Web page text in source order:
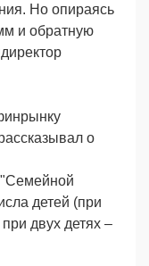
Но опираясь
и обратную
о
детей (при
двух детях –